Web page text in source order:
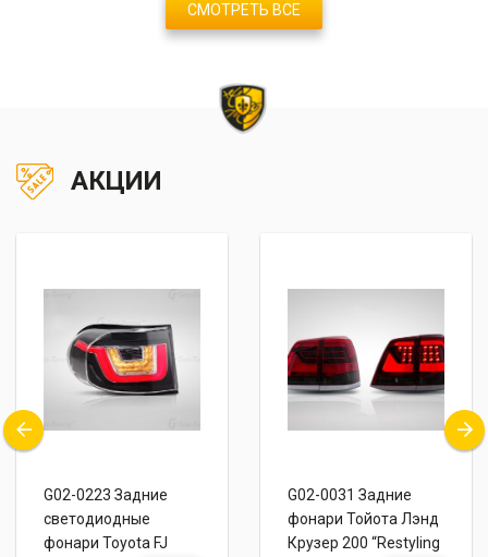
СМОТРЕТЬ ВСЕ
АКЦИИ
G02-0223 Задние
светодиодные
фонари Toyota FJ
G02-0031 Задние
фонари Тойота Лэнд
Крузер 200 “Restyling